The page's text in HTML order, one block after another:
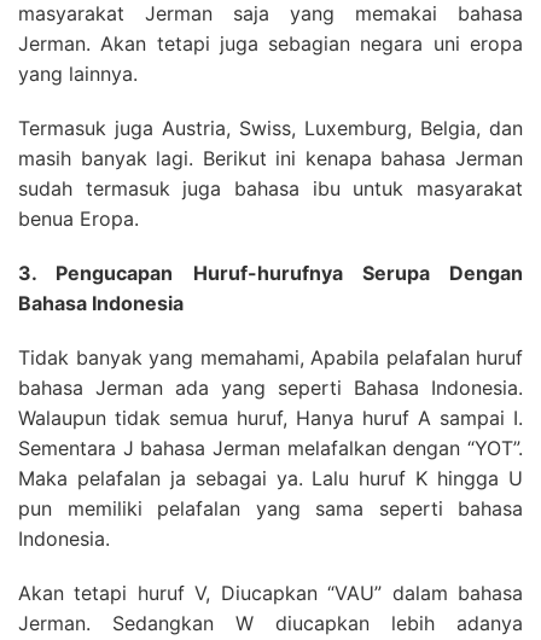
masyarakat Jerman saja yang memakai bahasa
Jerman. Akan tetapi juga sebagian negara uni eropa
yang lainnya.
Termasuk juga Austria, Swiss, Luxemburg, Belgia, dan
masih banyak lagi. Berikut ini kenapa bahasa Jerman
sudah termasuk juga bahasa ibu untuk masyarakat
benua Eropa.
3. Pengucapan Huruf-hurufnya Serupa Dengan
Bahasa Indonesia
Tidak banyak yang memahami, Apabila pelafalan huruf
bahasa Jerman ada yang seperti Bahasa Indonesia.
Walaupun tidak semua huruf, Hanya huruf A sampai I.
Sementara J bahasa Jerman melafalkan dengan “YOT”.
Maka pelafalan ja sebagai ya. Lalu huruf K hingga U
pun memiliki pelafalan yang sama seperti bahasa
Indonesia.
Akan tetapi huruf V, Diucapkan “VAU” dalam bahasa
Jerman. Sedangkan W diucapkan lebih adanya